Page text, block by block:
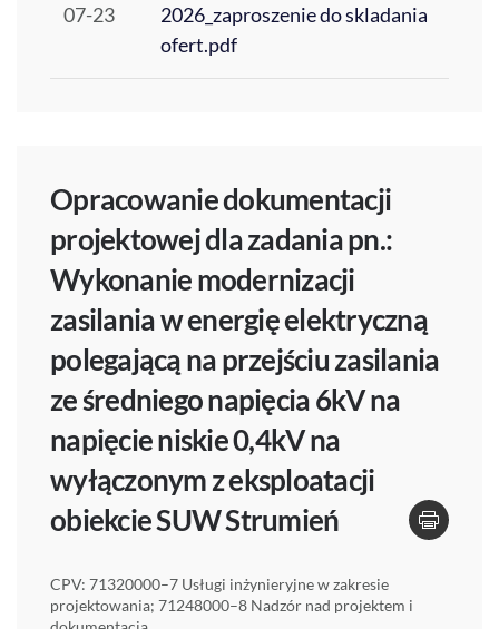
07-23
2026_zaproszenie do skladania
ofert.pdf
Opracowanie dokumentacji
projektowej dla zadania pn.:
Wykonanie modernizacji
zasilania w energię elektryczną
polegającą na przejściu zasilania
ze średniego napięcia 6kV na
napięcie niskie 0,4kV na
wyłączonym z eksploatacji
obiekcie SUW Strumień
CPV: 71320000–7 Usługi inżynieryjne w zakresie
projektowania; 71248000–8 Nadzór nad projektem i